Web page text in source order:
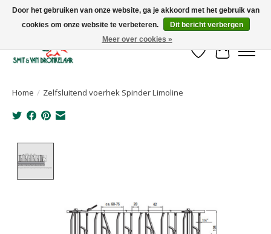
Uw leverancier voor stalinrichtingen en het opruwen van betonvloeren!
Verlanglijst
Home / Zelfsluitend voerhek Spinder Limoline
Door het gebruiken van onze website, ga je akkoord met het gebruik van
cookies om onze website te verbeteren.
Dit bericht verbergen
Meer over cookies »